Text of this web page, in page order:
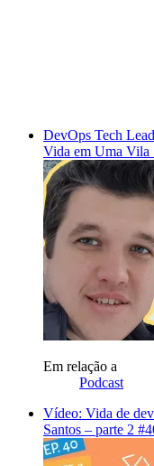
DevOps Tech
Vida em Uma Vila
Em relação a
Podcast
Vídeo: Vida de
Santos – parte 2